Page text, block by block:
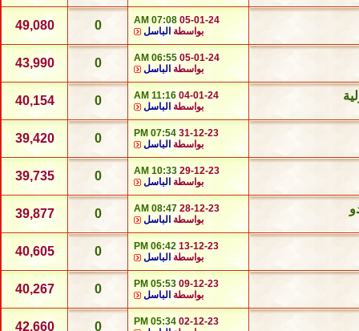
05-01-24
07:08 AM
بواسطة الباسل 0
49,080
05-01-24
06:55 AM
بواسطة الباسل 0
43,990
04-01-24
11:16 AM
بواسطة الباسل 0
40,154
31-12-23
07:54 PM
بواسطة الباسل 0
39,420
29-12-23
10:33 AM
بواسطة الباسل 0
39,735
28-12-23
08:47 AM
بواسطة الباسل 0
39,877
13-12-23
06:42 PM
بواسطة الباسل 0
40,605
09-12-23
05:53 PM
بواسطة الباسل 0
40,267
02-12-23
05:34 PM
0
42,660